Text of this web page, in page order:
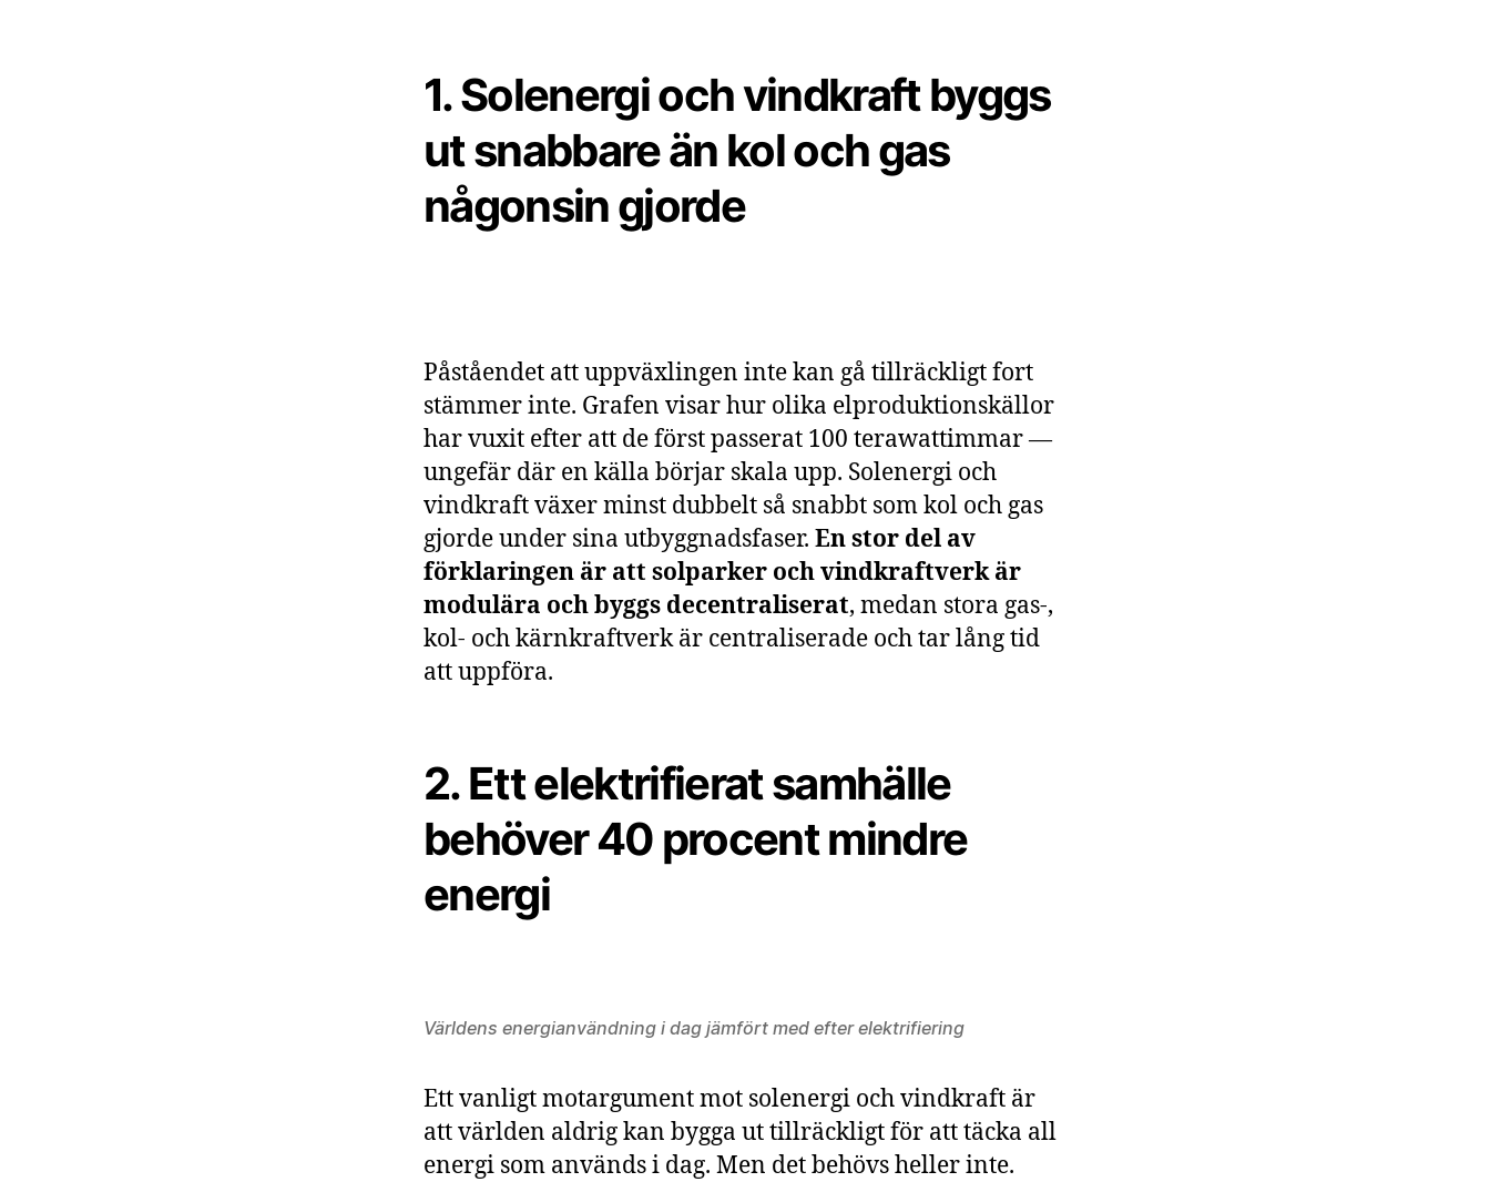
1. Solenergi och vindkraft byggs
ut snabbare än kol och gas
någonsin gjorde
Påståendet att uppväxlingen inte kan gå tillräckligt fort
stämmer inte. Grafen visar hur olika elproduktionskällor
har vuxit efter att de först passerat 100 terawattimmar —
ungefär där en källa börjar skala upp. Solenergi och
vindkraft växer minst dubbelt så snabbt som kol och gas
gjorde under sina utbyggnadsfaser. En stor del av
förklaringen är att solparker och vindkraftverk är
modulära och byggs decentraliserat, medan stora gas-,
kol- och kärnkraftverk är centraliserade och tar lång tid
att uppföra.
2. Ett elektrifierat samhälle
behöver 40 procent mindre
energi
Världens energianvändning i dag jämfört med efter elektrifiering
Ett vanligt motargument mot solenergi och vindkraft är
att världen aldrig kan bygga ut tillräckligt för att täcka all
energi som används i dag. Men det behövs heller inte.